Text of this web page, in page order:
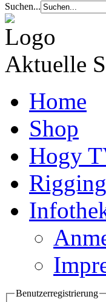
Suchen...
Aktuelle
Home
Shop
Hogy
Benutzerregistrierung